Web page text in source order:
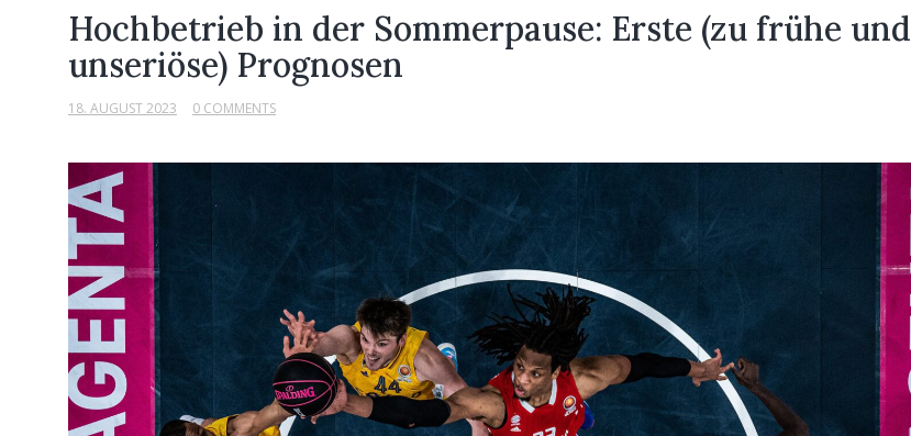
Hochbetrieb in der Sommerpause: Erste (zu frühe und
unseriöse) Prognosen
18. AUGUST 2023 0 COMMENTS